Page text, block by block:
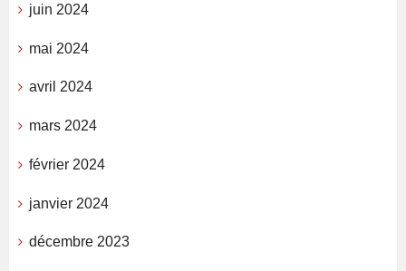
juin 2024
mai 2024
avril 2024
mars 2024
février 2024
janvier 2024
décembre 2023